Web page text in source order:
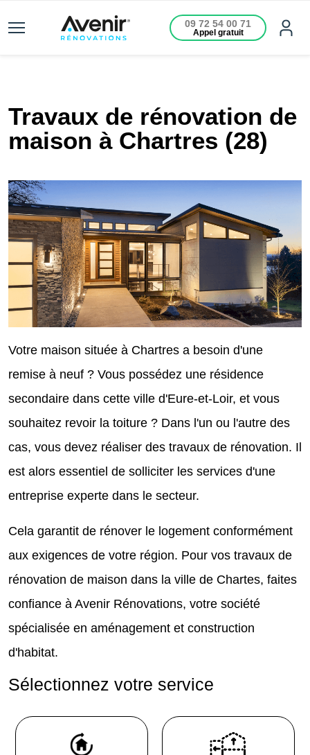
09 72 54 00 71
Appel gratuit
Travaux de rénovation de
maison à Chartres (28)
Votre maison située à Chartres a besoin d'une
remise à neuf ? Vous possédez une résidence
secondaire dans cette ville d'Eure-et-Loir, et vous
souhaitez revoir la toiture ? Dans l'un ou l'autre des
cas, vous devez réaliser des travaux de rénovation. Il
est alors essentiel de solliciter les services d'une
entreprise experte dans le secteur.
Cela garantit de rénover le logement conformément
aux exigences de votre région. Pour vos travaux de
rénovation de maison dans la ville de Chartes, faites
confiance à Avenir Rénovations, votre société
spécialisée en aménagement et construction
d'habitat.
Sélectionnez votre service